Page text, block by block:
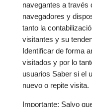
navegantes a través
navegadores y
tanto la
visitantes y su
Identificar de forma
visitados y por lo
usuarios Saber si el
nuevo o repite visita.
Importante: Salvo